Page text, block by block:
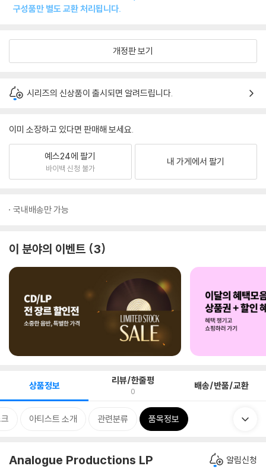
구성품만 별도 교환 처리됩니다.
개정판 보기
시리즈의 신상품이 출시되면 알려드립니다.
이미 소장하고 있다면 판매해 보세요.
예스24에 팔기
바이백 신청 불가
내 가게에서 팔기
국내배송만 가능
이 분야의 이벤트 3
상품정보 리뷰/한줄평
0 배송/반품/교환
아티스트 소개 관련분류 품목정보
Analogue Productions LP 알림신청